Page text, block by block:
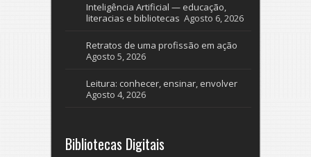
Inteligência Artificial — educação,
literacias e bibliotecas Agosto 6, 2026
Retratos de uma profissão em ação
Agosto 5, 2026
Leitura: conhecer, ensinar, envolver
Agosto 4, 2026
Bibliotecas Digitais